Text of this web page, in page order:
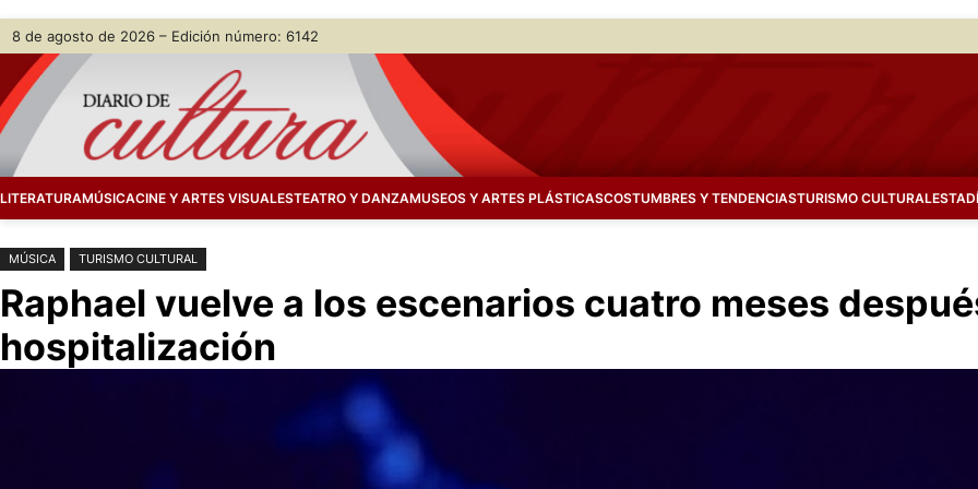
Saltar
contenido
Skip
content
8 de agosto de 2026 – Edición número: 6142
LITERATURAMÚSICACINE Y ARTES VISUALESTEATRO Y DANZAMUSEOS Y ARTES PLÁSTICASCOSTUMBRES Y TENDENCIASTURISMO CULTURAL
MÚSICA TURISMO CULTURAL
Raphael vuelve a los escenarios cuatro meses
hospitalización